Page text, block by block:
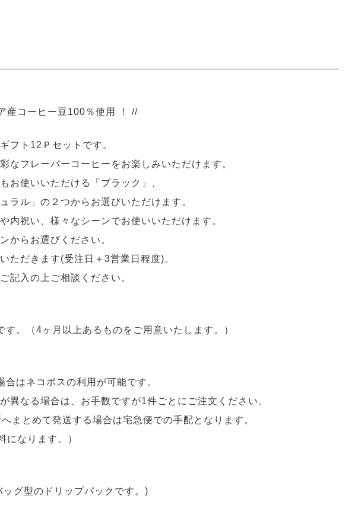
産コーヒー豆100％使用 ！ //
フト12Ｐセットです。
なフレーバーコーヒーをお楽しみいただけます。
お使いいただける「ブラック」、
ラル」の２つからお選びいただけます。
内祝い、様々なシーンでお使いいただけます。
からお選びください。
ただきます(受注日＋3営業日程度)。
記入の上ご相談ください。
。（4ヶ月以上あるものをご用意いたします。）
はネコポスの利用が可能です。
異なる場合は、お手数ですが1件ごとにご注文ください。
まとめて発送する場合は宅急便での手配となります。
になります。）
グ型のドリップパックです。)